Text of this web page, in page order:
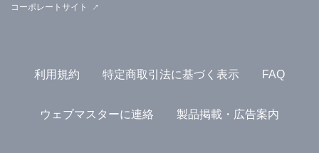
コーポレートサイト
利用規約 特定商取引法に基づく表示 FAQ
ウェブマスターに連絡 製品掲載・広告案内